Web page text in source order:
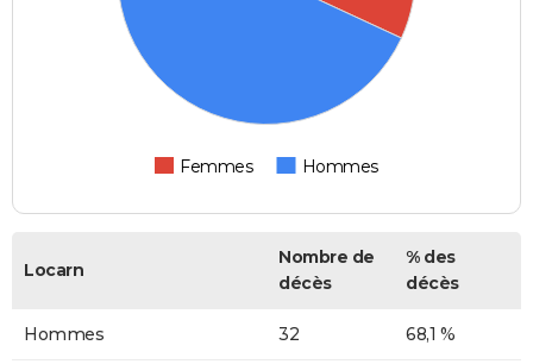
Femmes Hommes
Locarn
Nombre de
décès
% des
décès
Hommes 32 68,1 %